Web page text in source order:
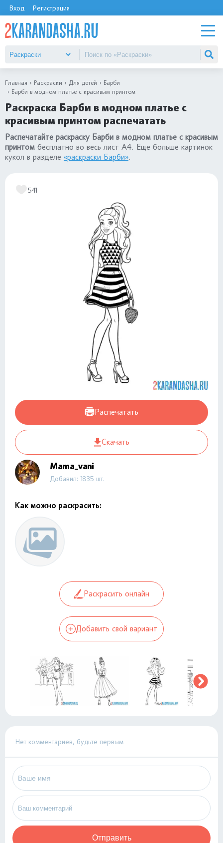
Вход Регистрация
Главная Раскраски Для детей
Барби
Барби в модном платье с красивым принтом
Раскраска Барби в модном платье с
красивым принтом распечатать
Распечатайте раскраску Барби в модном платье с красивым
принтом бесплатно во весь лист А4. Еще больше картинок
кукол в разделе «раскраски Барби».
541
Распечатать
Скачать
Mama_vani
Добавил: 1835 шт.
Как можно раскрасить:
Раскрасить онлайн
Добавить свой вариант
Нет комментариев, будьте первым
Отправить